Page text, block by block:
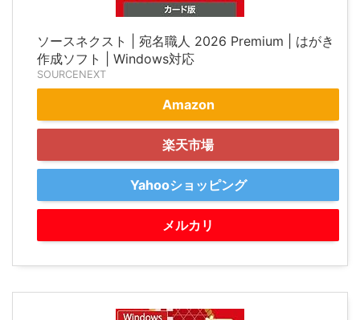
ソースネクスト | 宛名職人 2026 Premium | はがき
作成ソフト | Windows対応
SOURCENEXT
Amazon
楽天市場
Yahooショッピング
メルカリ